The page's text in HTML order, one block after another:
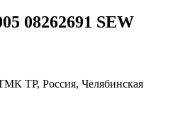
08262691 SEW
ТР, Россия, Челябинская